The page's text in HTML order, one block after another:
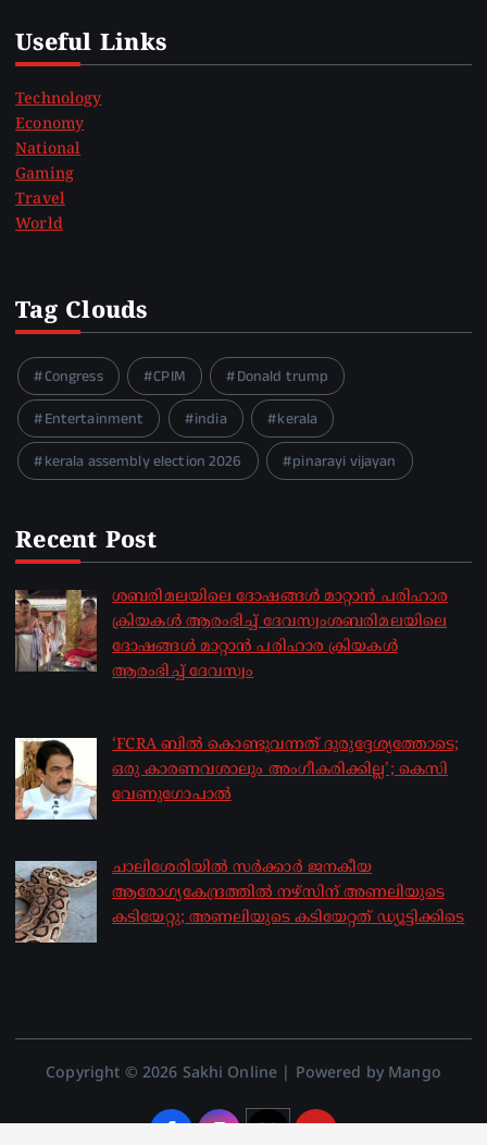
Useful Links
Technology
Economy
National
Gaming
Travel
World
Tag Clouds
Congress CPIM
Donald trump
Entertainment
india
kerala
kerala assembly election 2026
pinarayi vijayan
Recent Post
ശബരിമലയിലെ ദോഷങ്ങൾ മാറ്റാൻ പരിഹാര
ക്രിയകൾ ആരംഭിച്ച് ദേവസ്വംശബരിമലയിലെ
ദോഷങ്ങൾ മാറ്റാൻ പരിഹാര ക്രിയകൾ
ആരംഭിച്ച് ദേവസ്വം
‘FCRA ബിൽ കൊണ്ടുവന്നത് ദുരുദ്ദേശ്യത്തോടെ;
ഒരു കാരണവശാലും അം​ഗീകരിക്കില്ല’; കെസി
വേണു​ഗോപാൽ
ചാലിശേരിയില്‍ സര്‍ക്കാര്‍ ജനകീയ
ആരോഗ്യകേന്ദ്രത്തില്‍ നഴ്സിന് അണലിയുടെ
കടിയേറ്റു; അണലിയുടെ കടിയേറ്റത് ഡ്യൂട്ടിക്കിടെ
Copyright © 2026 Sakhi Online | Powered by Mango